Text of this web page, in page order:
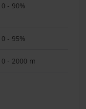
0 - 90%
0 - 95%
0 - 2000 m